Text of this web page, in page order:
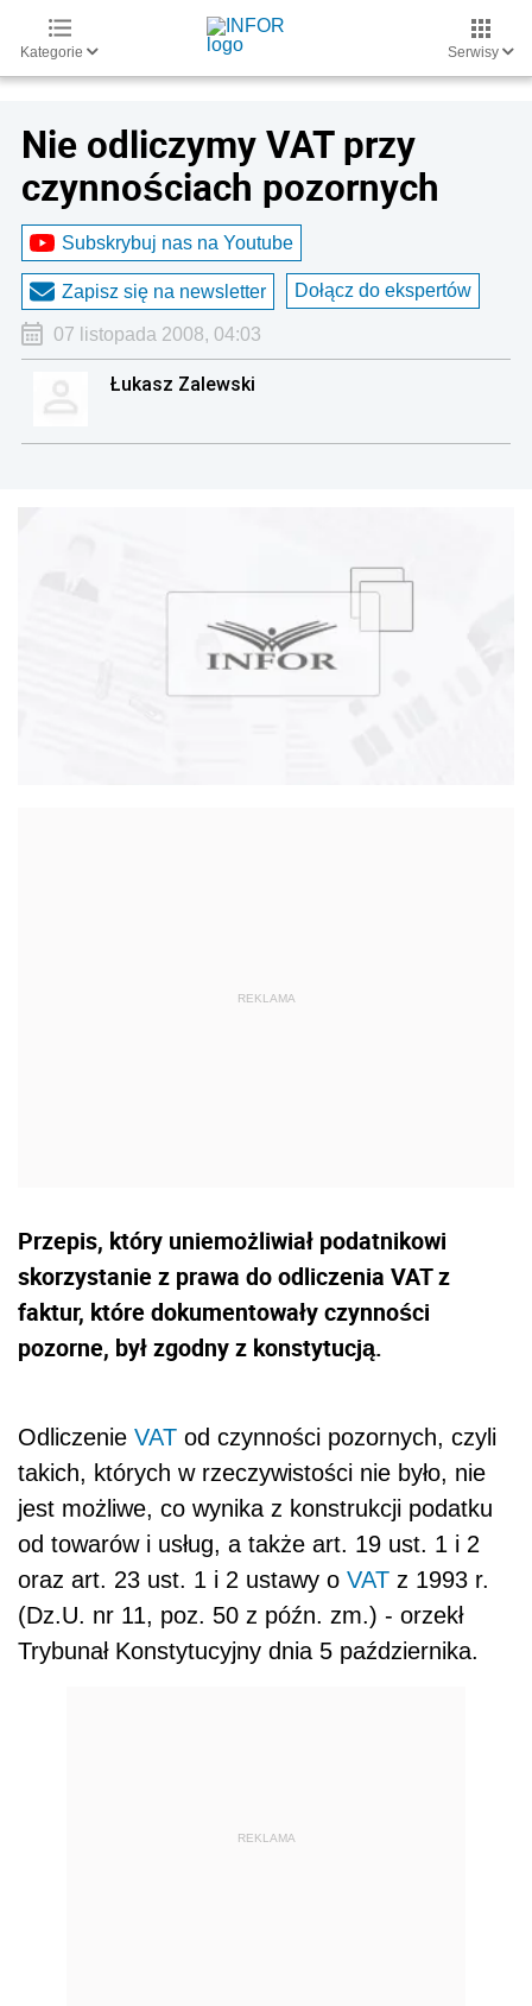
Kategorie Serwisy
Nie odliczymy VAT przy
czynnościach pozornych
Subskrybuj nas na Youtube
Zapisz się na newsletter Dołącz do ekspertów
07 listopada 2008, 04:03
Łukasz Zalewski
Przepis, który uniemożliwiał podatnikowi
skorzystanie z prawa do odliczenia VAT z
faktur, które dokumentowały czynności
pozorne, był zgodny z konstytucją.
Odliczenie VAT od czynności pozornych, czyli
takich, których w rzeczywistości nie było, nie
jest możliwe, co wynika z konstrukcji podatku
od towarów i usług, a także art. 19 ust. 1 i 2
oraz art. 23 ust. 1 i 2 ustawy o VAT z 1993 r.
(Dz.U. nr 11, poz. 50 z późn. zm.) - orzekł
Trybunał Konstytucyjny dnia 5 października.
REKLAMA